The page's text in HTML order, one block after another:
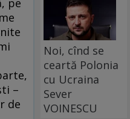
pe
–
de
Noi, cînd se
ceartă Polonia
cu Ucraina
Sever
VOINESCU